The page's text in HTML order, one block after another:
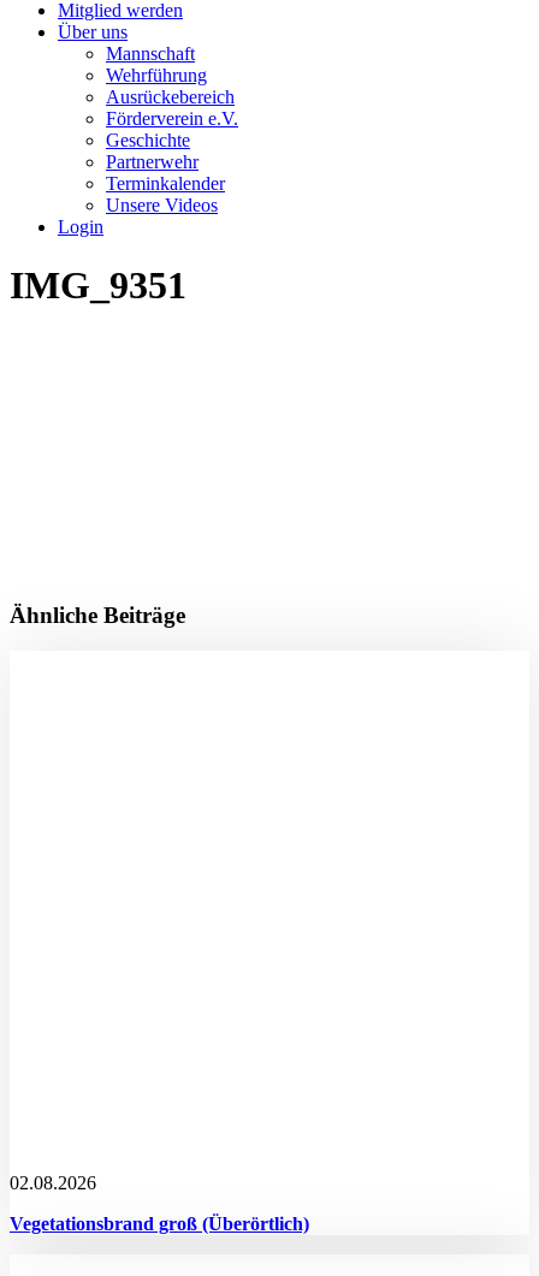
Mitglied werden
Über uns
Mannschaft
Wehrführung
Ausrückebereich
Förderverein e.V.
Geschichte
Partnerwehr
Terminkalender
Unsere Videos
Login
IMG_9351
Ähnliche Beiträge
02.08.2026
Vegetationsbrand groß (Überörtlich)